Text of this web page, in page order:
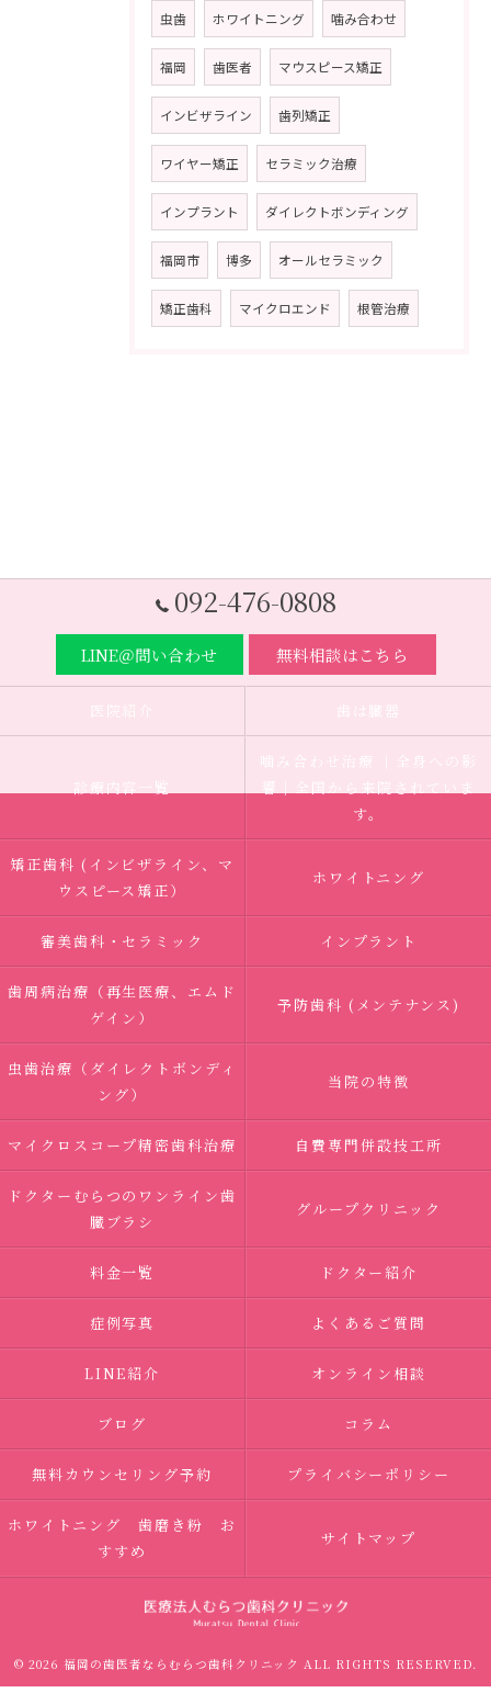
虫歯 ホワイトニング 噛み合わせ
福岡 歯医者 マウスピース矯正
インビザライン 歯列矯正
ワイヤー矯正 セラミック治療
インプラント ダイレクトボンディング
福岡市 博多 オールセラミック
矯正歯科 マイクロエンド 根管治療
092-476-0808
LINE＠問い合わせ 無料相談はこちら
医院紹介 歯は臓器
診療内容一覧
噛み合わせ治療 ｜全身への影
響｜全国から来院されていま
す。
矯正歯科 (インビザライン、マ
ウスピース矯正）
ホワイトニング
審美歯科・セラミック インプラント
歯周病治療（再生医療、エムド
ゲイン）
予防歯科 (メンテナンス)
虫歯治療（ダイレクトボンディ
ング）
当院の特徴
マイクロスコープ精密歯科治療 自費専門併設技工所
ドクターむらつのワンライン歯
臓ブラシ
グループクリニック
料金一覧 ドクター紹介
症例写真 よくあるご質問
LINE紹介 オンライン相談
ブログ コラム
無料カウンセリング予約 プライバシーポリシー
ホワイトニング 歯磨き粉 お
すすめ
サイトマップ
© 2026 福岡の歯医者ならむらつ歯科クリニック ALL RIGHTS RESERVED.